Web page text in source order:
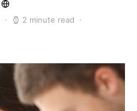
2 minute read